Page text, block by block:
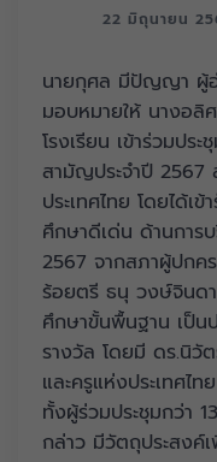
22 มิถุนายน
นายกุศล มีปัญญา ผู้อ
มอบหมายให้ นางอลิ
โรงเรียน เข้าร่วมปร
สามัญประจำปี 2567
ประเทศไทย โดยได้เ
ศึกษาดีเด่น ด้านการ
2567 จากสภาผู้ปกค
ร้อยตรี ธนุ วงษ์จินดา
ศึกษาขั้นพื้นฐาน เป็นป
รางวัล โดยมี ดร.นิวั
และครูแห่งประเทศไ
ทั้งผู้ร่วมประชุมกว่า
กล่าว มีวัตถุประสงค์